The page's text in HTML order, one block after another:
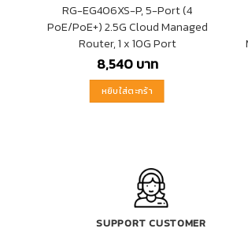
RG-EG406XS-P, 5-Port (4
PoE/PoE+) 2.5G Cloud Managed
Router, 1 x 10G Port
8,540บาท
หยิบใส่ตะกร้า
SUPPORT CUSTOMER